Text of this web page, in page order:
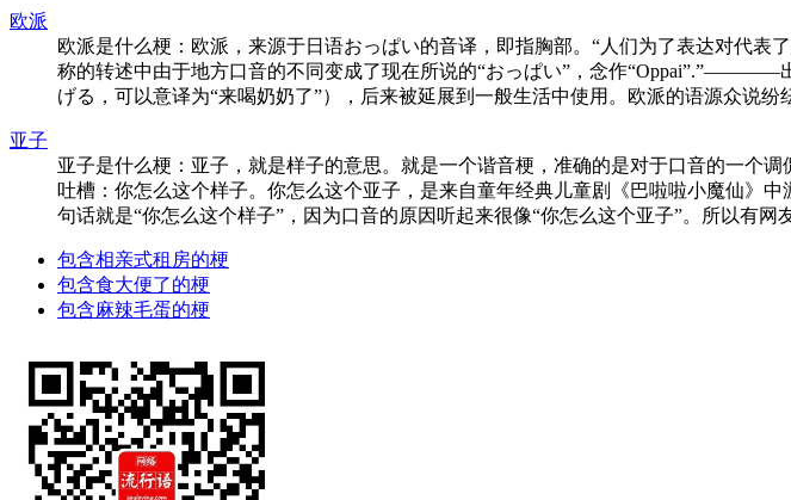
欧派
欧派是什么梗：欧派，来源于日语おっぱい的音译，即指胸部。“人们为了表达对代表
称的转述中由于地方口音的不同变成了现在所说的“おっぱい”，念作“Oppai”.”————
げる，可以意译为“来喝奶奶了”），后来被延展到一般生活中使用。欧派的语源众说
亚子
亚子是什么梗：亚子，就是样子的意思。就是一个谐音梗，准确的是对于口音的一个
吐槽：你怎么这个样子。你怎么这个亚子，是来自童年经典儿童剧《巴啦啦小魔仙》
句话就是“你怎么这个样子”，因为口音的原因听起来很像“你怎么这个亚子”。所以有
包含相亲式租房的梗
包含食大便了的梗
包含麻辣毛蛋的梗